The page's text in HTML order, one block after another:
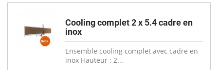
Cooling complet 2 x 5.4 cadre en
inox
Ensemble cooling complet avec cadre en
inox Hauteur : 2...